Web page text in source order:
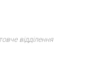
відділення